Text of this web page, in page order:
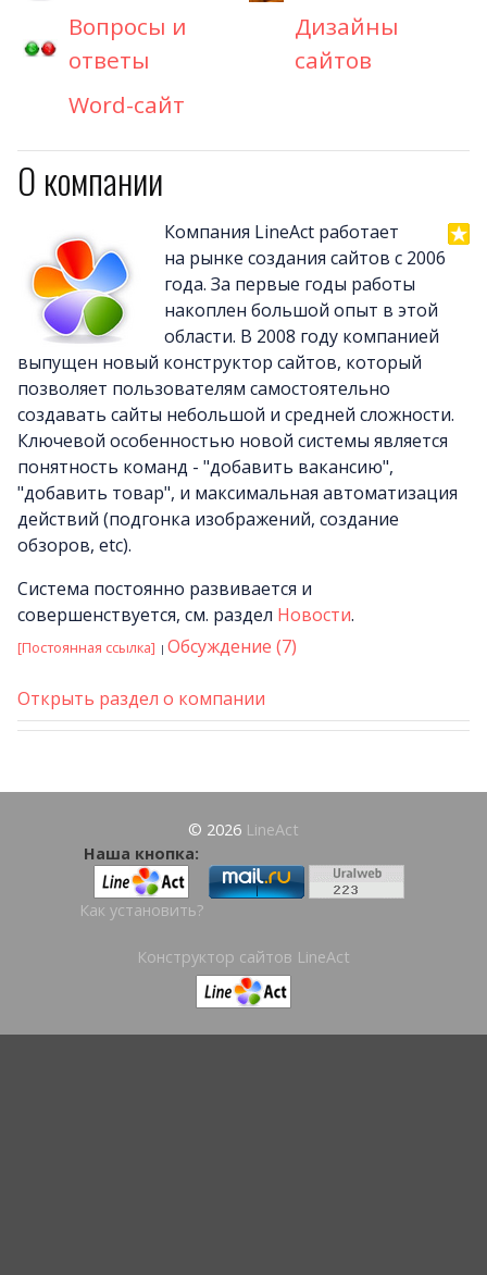
Вопросы и
ответы
Дизайны
сайтов
Word-сайт
О компании
Компания LineAct работает
на рынке создания сайтов с 2006
года. За первые годы работы
накоплен большой опыт в этой
области. В 2008 году компанией
выпущен новый конструктор сайтов, который
позволяет пользователям самостоятельно
создавать сайты небольшой и средней сложности.
Ключевой особенностью новой системы является
понятность команд - "добавить вакансию",
"добавить товар", и максимальная автоматизация
действий (подгонка изображений, создание
обзоров, etc).
Система постоянно развивается и
совершенствуется, см. раздел Новости.
[Постоянная ссылка] Обсуждение (7)
Открыть раздел о компании
© 2026 LineAct
Наша кнопка:
Как установить?
Конструктор сайтов LineAct